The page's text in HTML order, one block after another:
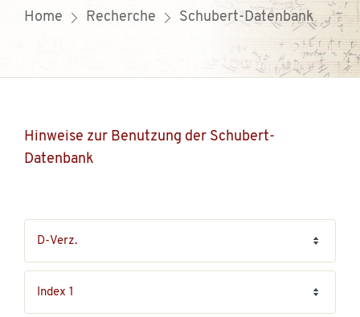
Home Recherche Schubert-Datenbank
Hinweise zur Benutzung der Schubert-
Datenbank